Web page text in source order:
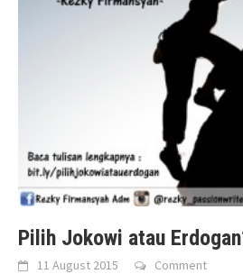
Pilih Jokowi atau
11 August 2015 Comment